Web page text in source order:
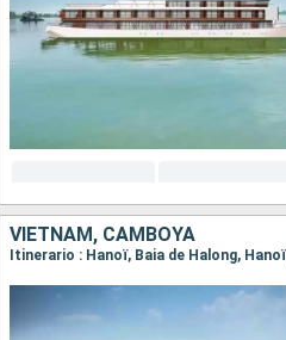
VIETNAM, CAMBOYA